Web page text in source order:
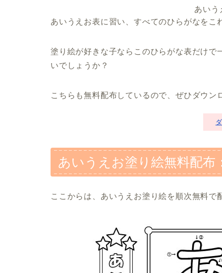
あいう
あいうえお表に習い、すべてのひらがなをこ
塗り絵が好きな子ならこのひらがな表だけで
いでしょうか？
こちらも無料配布しているので、ぜひダウン
あいうえお塗り絵無料配布
ここからは、あいうえお塗り絵を順次無料で